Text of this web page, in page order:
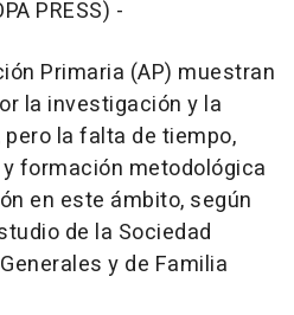
PRESS) -
Primaria (AP) muestran
la investigación y la
la falta de tiempo,
formación metodológica
en este ámbito, según
de la Sociedad
y de Familia